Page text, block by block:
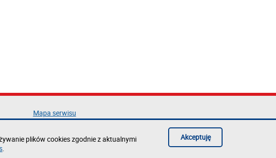
Mapa serwisu
Deklaracja dostępności
Zgłoś błąd na stronie
plików cookies zgodnie z aktualnymi
.
Akceptuję